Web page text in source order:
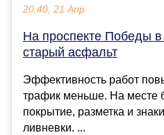
20:40, 21 Апр
На проспекте Победы
старый асфальт
Эффективность работ
трафик меньше. На месте
покрытие, разметка и
ливневки. ...